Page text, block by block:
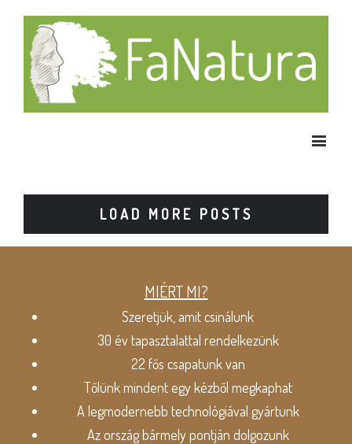
LOAD MORE POSTS
MIÉRT MI?
Szeretjük, amit csinálunk
30 év tapasztalattal rendelkezünk
22 fős csapatunk van
Tőlünk mindent egy kézből megkaphat
A legmodernebb technológiával gyártunk
Az ország bármely pontján dolgozunk